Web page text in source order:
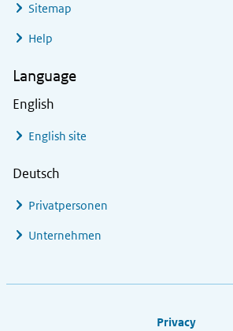
Sitemap
Help
Language
English
English site
Deutsch
Privatpersonen
Unternehmen
Privacy